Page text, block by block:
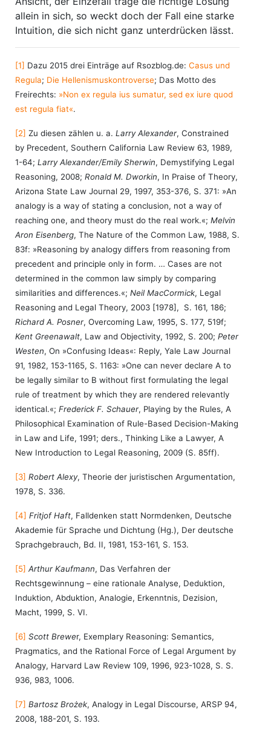
allein in sich, so weckt doch der Fall eine starke
Intuition, die sich nicht ganz unterdrücken lässt.
[1] Dazu 2015 drei Einträge auf Rsozblog.de: Casus und
Regula; Die Hellenismuskontroverse; Das Motto des
Freirechts: »Non ex regula ius sumatur, sed ex iure quod
est regula fiat«.
[2] Zu diesen zählen u. a. Larry Alexander, Constrained
by Precedent, Southern California Law Review 63, 1989,
1-64; Larry Alexander/Emily Sherwin, Demystifying Legal
Reasoning, 2008; Ronald M. Dworkin, In Praise of Theory,
Arizona State Law Journal 29, 1997, 353-376, S. 371: »An
analogy is a way of stating a conclusion, not a way of
reaching one, and theory must do the real work.«; Melvin
Aron Eisenberg, The Nature of the Common Law, 1988, S.
83f: »Reasoning by analogy differs from reasoning from
precedent and principle only in form. … Cases are not
determined in the common law simply by comparing
similarities and differences.«; Neil MacCormick, Legal
Reasoning and Legal Theory, 2003 [1978], S. 161, 186;
Richard A. Posner, Overcoming Law, 1995, S. 177, 519f;
Kent Greenawalt, Law and Objectivity, 1992, S. 200; Peter
Westen, On »Confusing Ideas«: Reply, Yale Law Journal
91, 1982, 153-1165, S. 1163: »One can never declare A to
be legally similar to B without first formulating the legal
rule of treatment by which they are rendered relevantly
identical.«; Frederick F. Schauer, Playing by the Rules, A
Philosophical Examination of Rule-Based Decision-Making
in Law and Life, 1991; ders., Thinking Like a Lawyer, A
New Introduction to Legal Reasoning, 2009 (S. 85ff).
[3] Robert Alexy, Theorie der juristischen Argumentation,
1978, S. 336.
[4] Fritjof Haft, Falldenken statt Normdenken, Deutsche
Akademie für Sprache und Dichtung (Hg.), Der deutsche
Sprachgebrauch, Bd. II, 1981, 153-161, S. 153.
[5] Arthur Kaufmann, Das Verfahren der
Rechtsgewinnung – eine rationale Analyse, Deduktion,
Induktion, Abduktion, Analogie, Erkenntnis, Dezision,
Macht, 1999, S. VI.
[6] Scott Brewer, Exemplary Reasoning: Semantics,
Pragmatics, and the Rational Force of Legal Argument by
Analogy, Harvard Law Review 109, 1996, 923-1028, S. S.
936, 983, 1006.
[7] Bartosz Brożek, Analogy in Legal Discourse, ARSP 94,
2008, 188-201, S. 193.